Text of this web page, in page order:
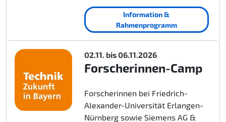
Information &
Rahmenprogramm
02.11. bis 06.11.2026
Forscherinnen-Camp
Forscherinnen bei Friedrich-
Alexander-Universität Erlangen-
Nürnberg sowie Siemens AG &